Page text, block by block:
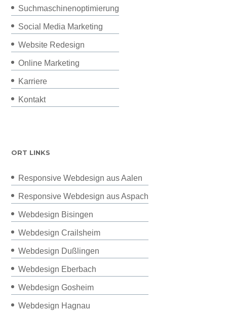
Suchmaschinenoptimierung
Social Media Marketing
Website Redesign
Online Marketing
Karriere
Kontakt
ORT LINKS
Responsive Webdesign aus Aalen
Responsive Webdesign aus Aspach
Webdesign Bisingen
Webdesign Crailsheim
Webdesign Dußlingen
Webdesign Eberbach
Webdesign Gosheim
Webdesign Hagnau